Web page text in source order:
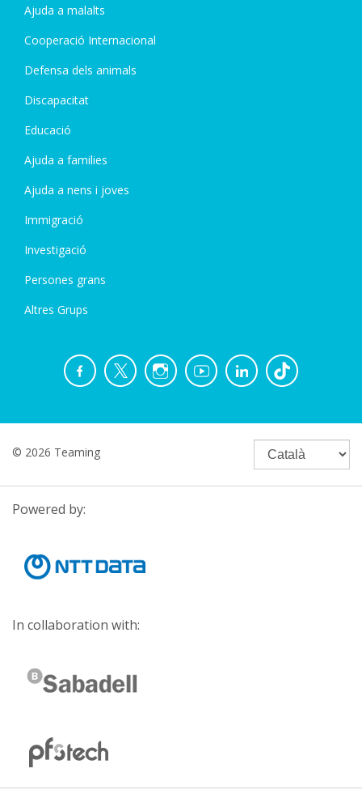
Ajuda a malalts
Cooperació Internacional
Defensa dels animals
Discapacitat
Educació
Ajuda a families
Ajuda a nens i joves
Immigració
Investigació
Persones grans
Altres Grups
© 2026 Teaming
Powered by:
In collaboration with: